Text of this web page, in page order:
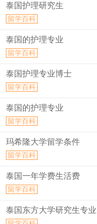
泰国护理研究生
留学百科
泰国的护理专业
留学百科
泰国护理专业博士
留学百科
泰国的护理专业
留学百科
玛希隆大学留学条件
留学百科
泰国一年学费生活费
留学百科
泰国东方大学研究生专业